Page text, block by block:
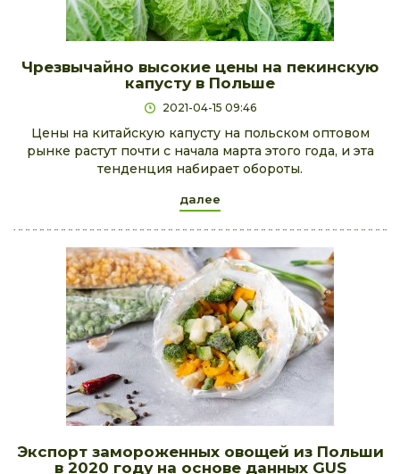
Чрезвычайно высокие цены на пекинскую
капусту в Польше
2021-04-15 09:46
Цены на китайскую капусту на польском оптовом
рынке растут почти с начала марта этого года, и эта
тенденция набирает обороты.
далее
Экспорт замороженных овощей из Польши
в 2020 году на основе данных GUS